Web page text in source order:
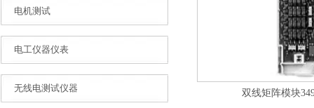
电机测试
电工仪器仪表
无线电测试仪器 双线矩阵模块